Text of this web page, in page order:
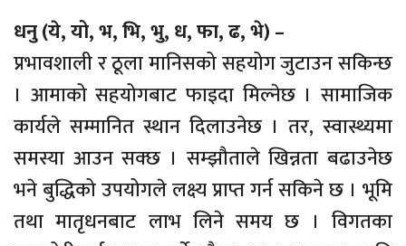
धनु (ये, यो, भ, भि, भु, ध, फा, ढ, भे) –
प्रभावशाली र ठूला मानिसको सहयोग जुटाउन सकिन्छ
। आमाको सहयोगबाट फाइदा मिल्नेछ । सामाजिक
कार्यले सम्मानित स्थान दिलाउनेछ । तर, स्वास्थ्यमा
समस्या आउन सक्छ । सम्झौताले खिन्नता बढाउनेछ
भने बुद्धिको उपयोगले लक्ष्य प्राप्त गर्न सकिने छ । भूमि
तथा मातृधनबाट लाभ लिने समय छ । विगतका